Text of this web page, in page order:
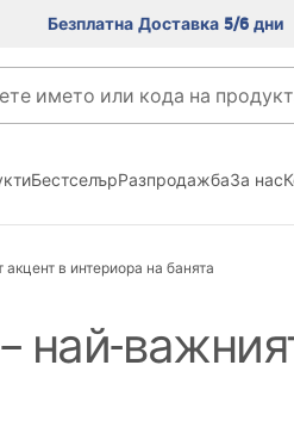
Безплатна Доставка 5/6 дни
БестселърРазпродажбаЗа нас
в интериора на банята
най-